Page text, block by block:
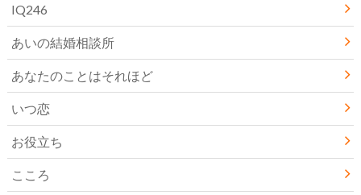
IQ246
あいの結婚相談所
あなたのことはそれほど
いつ恋
お役立ち
こころ